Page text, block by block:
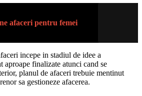
afaceri pentru femei
incepe in stadiul de idee a
finalizate atunci cand se
planul de afaceri trebuie mentinut
sa gestioneze afacerea.